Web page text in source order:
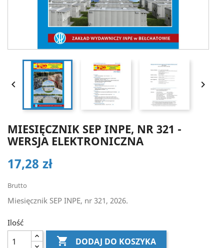
 
MIESIĘCZNIK SEP INPE, NR 321 -
WERSJA ELEKTRONICZNA
17,28 zł
Brutto
Miesięcznik SEP INPE, nr 321, 2026.
Ilość
 DODAJ DO KOSZYKA